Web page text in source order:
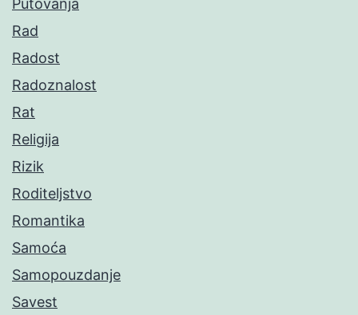
Putovanja
Rad
Radost
Radoznalost
Rat
Religija
Rizik
Roditeljstvo
Romantika
Samoća
Samopouzdanje
Savest